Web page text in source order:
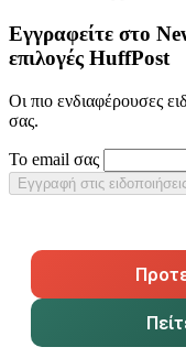
Εγγραφείτε στο
επιλογές HuffPost
Οι πιο ενδιαφέρουσες
σας.
Το email σας
Εγγραφή στις ειδοποιήσεις